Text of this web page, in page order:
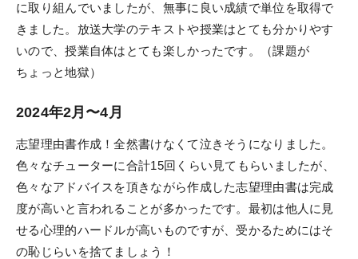
に取り組んでいましたが、無事に良い成績で単位を取得で
きました。放送大学のテキストや授業はとても分かりやす
いので、授業自体はとても楽しかったです。（課題が
ちょっと地獄）
2024年2月〜4月
志望理由書作成！全然書けなくて泣きそうになりました。
色々なチューターに合計15回くらい見てもらいましたが、
色々なアドバイスを頂きながら作成した志望理由書は完成
度が高いと言われることが多かったです。最初は他人に見
せる心理的ハードルが高いものですが、受かるためにはそ
の恥じらいを捨てましょう！